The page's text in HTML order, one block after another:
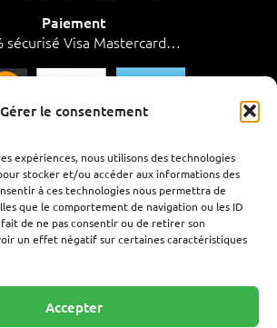
Gérer le consentement
expériences, nous utilisons des technologies
stocker et/ou accéder aux informations des
à ces technologies nous permettra de
que le comportement de navigation ou les ID
de ne pas consentir ou de retirer son
un effet négatif sur certaines caractéristiques
Accepter
Paiement
sécurisé Visa Mastercard…
écoute, par téléphone de 8h à
17h,
du lundi au vendredi..
d’aide ? Contactez-nous :
email contact@drsmoke.fr